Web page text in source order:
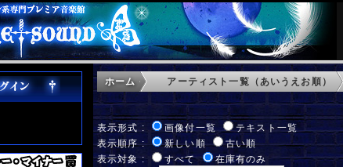
ホーム アーティスト一覧（あいうえお順）
表示形式 :
画像付一覧
テキスト一覧
表示順序 :
新しい順
古い順
表示対象 :
すべて
在庫有のみ